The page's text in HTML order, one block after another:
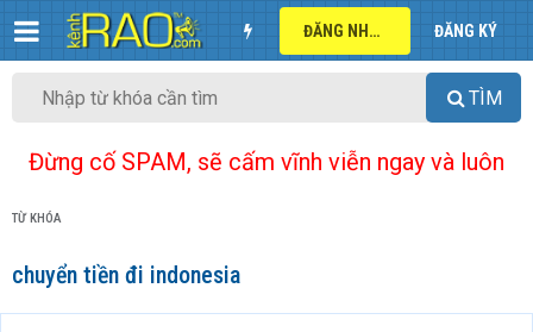
ĐĂNG NHẬP ĐĂNG KÝ
TÌM
Đừng cố SPAM, sẽ cấm vĩnh viễn ngay và luôn
TỪ KHÓA
chuyển tiền đi indonesia